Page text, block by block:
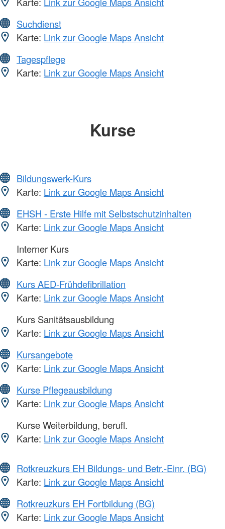
Suchdienst
Karte: Link zur Google Maps Ansicht
Tagespflege
Karte: Link zur Google Maps Ansicht
Kurse
Bildungswerk-Kurs
Karte: Link zur Google Maps Ansicht
EHSH - Erste Hilfe mit Selbstschutzinhalten
Karte: Link zur Google Maps Ansicht
Interner Kurs
Karte: Link zur Google Maps Ansicht
Kurs AED-Frühdefibrillation
Karte: Link zur Google Maps Ansicht
Kurs Sanitätsausbildung
Karte: Link zur Google Maps Ansicht
Kursangebote
Karte: Link zur Google Maps Ansicht
Kurse Pflegeausbildung
Karte: Link zur Google Maps Ansicht
Kurse Weiterbildung, berufl.
Karte: Link zur Google Maps Ansicht
Rotkreuzkurs EH Bildungs- und Betr.-Einr. (BG)
Karte: Link zur Google Maps Ansicht
Rotkreuzkurs EH Fortbildung (BG)
Karte: Link zur Google Maps Ansicht